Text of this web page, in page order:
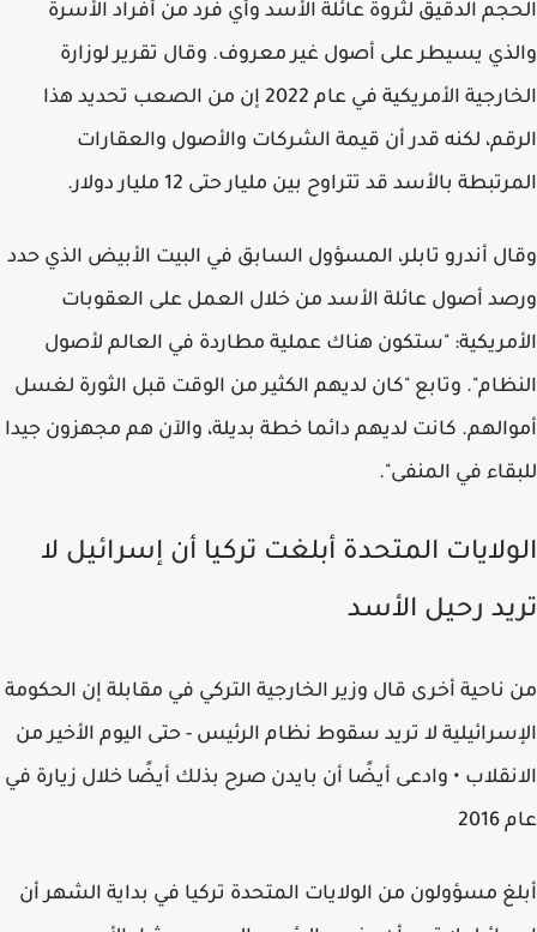
الحجم الدقيق لثروة عائلة الأسد وأي فرد من أفراد الأسرة
والذي يسيطر على أصول غير معروف. وقال تقرير لوزارة
الخارجية الأمريكية في عام 2022 إن من الصعب تحديد هذا
الرقم، لكنه قدر أن قيمة الشركات والأصول والعقارات
المرتبطة بالأسد قد تتراوح بين مليار حتى 12 مليار دولار.
وقال أندرو تابلر، المسؤول السابق في البيت الأبيض الذي حدد
ورصد أصول عائلة الأسد من خلال العمل على العقوبات
الأمريكية: "ستكون هناك عملية مطاردة في العالم لأصول
النظام". وتابع "كان لديهم الكثير من الوقت قبل الثورة لغسل
أموالهم. كانت لديهم دائما خطة بديلة، والآن هم مجهزون جيدا
للبقاء في المنفى".
الولايات المتحدة أبلغت تركيا أن إسرائيل لا
تريد رحيل الأسد
من ناحية أخرى قال وزير الخارجية التركي في مقابلة إن الحكومة
الإسرائيلية لا تريد سقوط نظام الرئيس - حتى اليوم الأخير من
الانقلاب • وادعى أيضًا أن بايدن صرح بذلك أيضًا خلال زيارة في
عام 2016
أبلغ مسؤولون من الولايات المتحدة تركيا في بداية الشهر أن